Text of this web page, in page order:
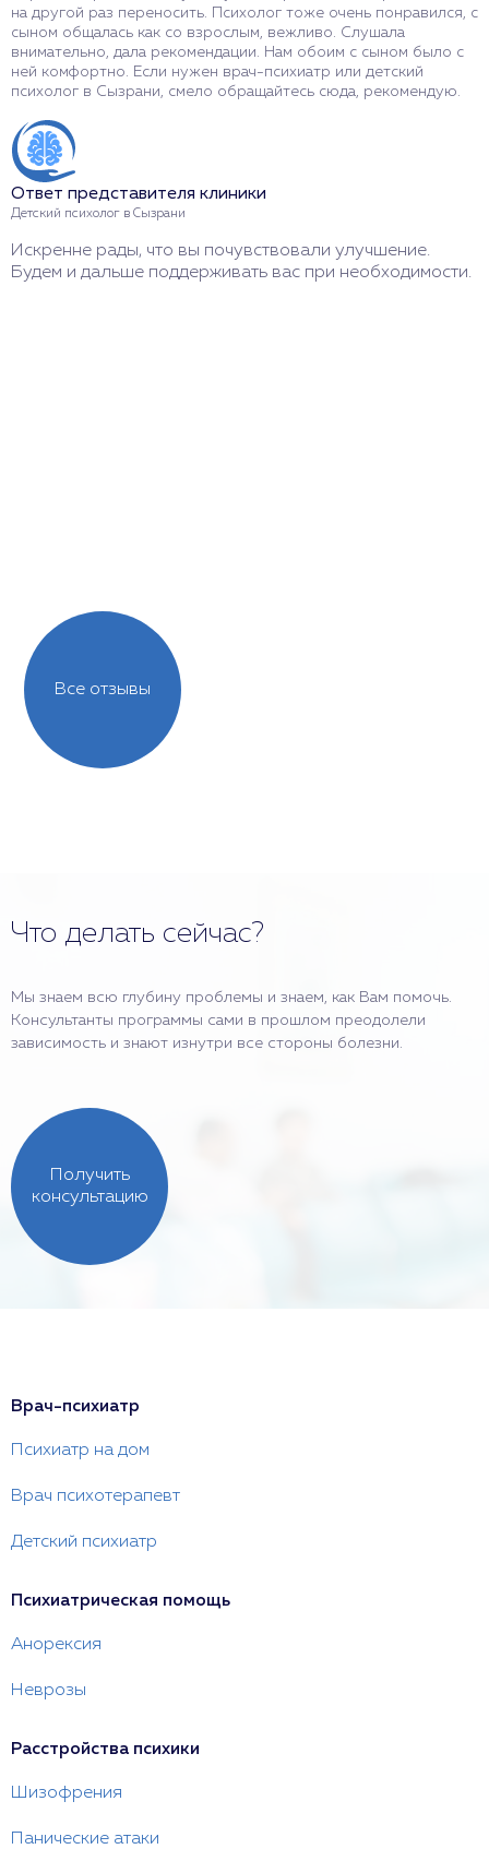
на другой раз переносить. Психолог тоже очень понравился, с
сыном общалась как со взрослым, вежливо. Слушала
внимательно, дала рекомендации. Нам обоим с сыном было с
ней комфортно. Если нужен врач-психиатр или детский
психолог в Сызрани, смело обращайтесь сюда, рекомендую.
Ответ представителя клиники
Детский психолог в Сызрани
Искренне рады, что вы почувствовали улучшение.
Будем и дальше поддерживать вас при необходимости.
Все отзывы
Что делать сейчас?
Мы знаем всю глубину проблемы и знаем, как Вам помочь.
Консультанты программы сами в прошлом преодолели
зависимость и знают изнутри все стороны болезни.
Получить
консультацию
Врач-психиатр
Психиатр на дом
Врач психотерапевт
Детский психиатр
Психиатрическая помощь
Анорексия
Неврозы
Расстройства психики
Шизофрения
Панические атаки